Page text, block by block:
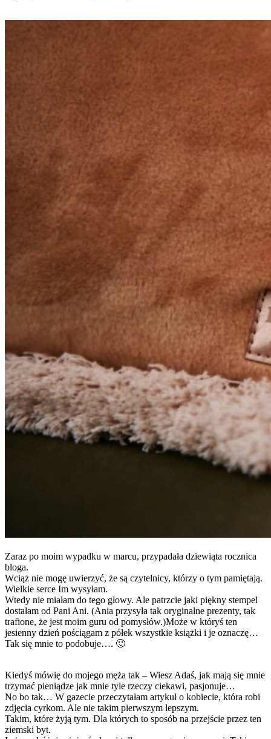
Zaraz po moim wypadku w marcu, przypadała dziewiąta rocznica
bloga.
Wciąż nie mogę uwierzyć, że są czytelnicy, którzy o tym pamiętają.
Wielkie serce Im wysyłam.
Wtedy nie miałam do tego głowy. Ale patrzcie jaki piękny stempel
dostałam od Pani Ani. (Ania przysyła tak oryginalne prezenty, tak
trafione, że jest moim guru od pomysłów.)Może w któryś ten
jesienny dzień pościągam z półek wszystkie książki i je oznaczę…
Tak się mnie to podobuje…. 🙂
Kiedyś mówię do mojego męża tak – Wiesz Adaś, jak mają się mnie
trzymać pieniądze jak mnie tyle rzeczy ciekawi, pasjonuje…
No bo tak… W gazecie przeczytałam artykuł o kobiecie, która robi
zdjęcia cyrkom. Ale nie takim pierwszym lepszym.
Takim, które żyją tym. Dla których to sposób na przejście przez ten
ziemski byt.